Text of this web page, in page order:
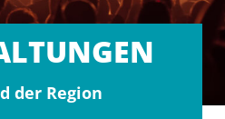
der Region